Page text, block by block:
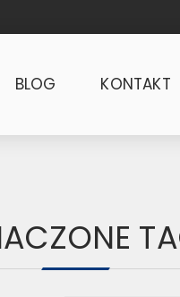
BLOG KONTAKT